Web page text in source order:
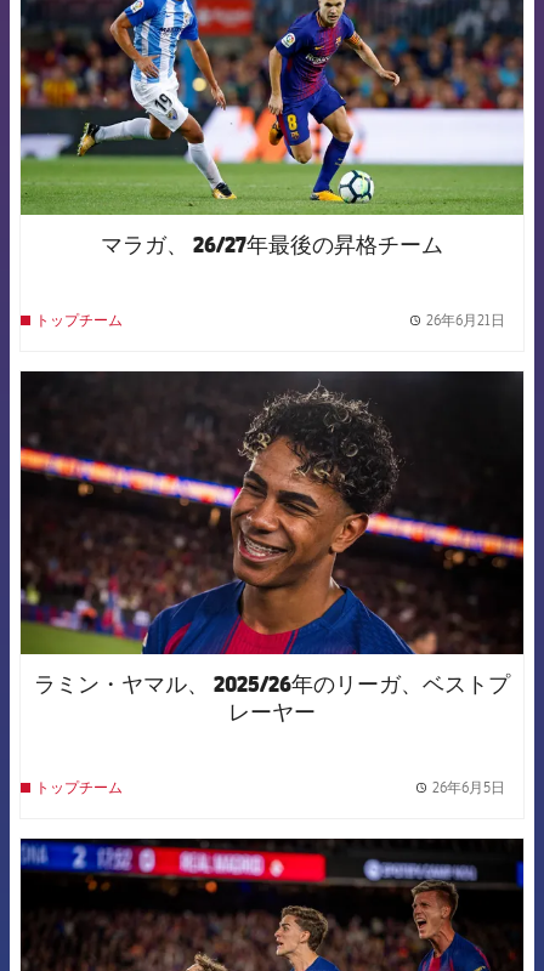
マラガ、 26/27年最後の昇格チーム
トップチーム 26年6月21日
FCB Barcelona badge
ラミン・ヤマル、 2025/26年のリーガ、ベストプ
レーヤー
トップチーム 26年6月5日
FCB Barcelona badge